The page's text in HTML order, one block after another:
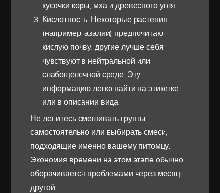
кусочки коры, мха и древесного угля.
Кислотность. Некоторые растения
(например, азалии) предпочитают
кислую почву, другие лучше себя
чувствуют в нейтральной или
слабощелочной среде. Эту
информацию легко найти на этикетке
или в описании вида.
Не ленитесь смешивать грунты
самостоятельно или выбирать смеси,
подходящие именно вашему питомцу.
Экономия времени на этом этапе обычно
оборачивается проблемами через месяц-
другой.